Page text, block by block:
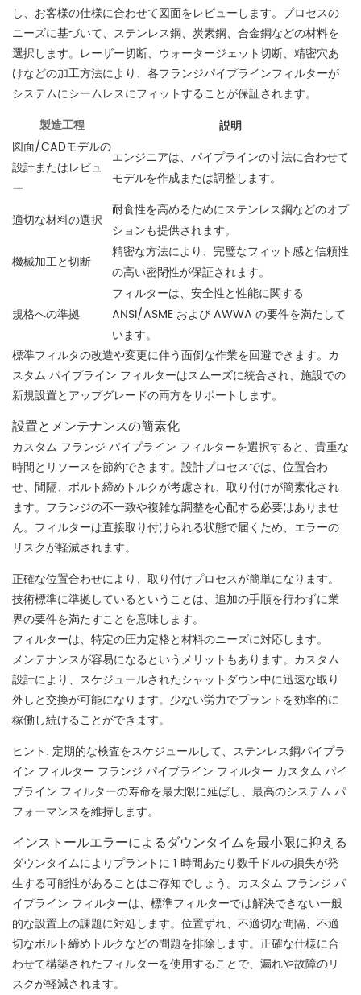
し、お客様の仕様に合わせて図面をレビューします。プロセスの
ニーズに基づいて、ステンレス鋼、炭素鋼、合金鋼などの材料を
選択します。レーザー切断、ウォータージェット切断、精密穴あ
けなどの加工方法により、各フランジパイプラインフィルターが
システムにシームレスにフィットすることが保証されます。
製造工程
説明
図面/CADモデルの
設計またはレビュ
ー
エンジニアは、パイプラインの寸法に合わせて
モデルを作成または調整します。
適切な材料の選択
耐食性を高めるためにステンレス鋼などのオプ
ションも提供されます。
機械加工と切断
精密な方法により、完璧なフィット感と信頼性
の高い密閉性が保証されます。
規格への準拠
フィルターは、安全性と性能に関する
ANSI/ASME および AWWA の要件を満たして
います。
標準フィルタの改造や変更に伴う面倒な作業を回避できます。カ
スタム パイプライン フィルターはスムーズに統合され、施設での
新規設置とアップグレードの両方をサポートします。
設置とメンテナンスの簡素化
カスタム フランジ パイプライン フィルターを選択すると、貴重な
時間とリソースを節約できます。設計プロセスでは、位置合わ
せ、間隔、ボルト締めトルクが考慮され、取り付けが簡素化され
ます。フランジの不一致や複雑な調整を心配する必要はありませ
ん。フィルターは直接取り付けられる状態で届くため、エラーの
リスクが軽減されます。
正確な位置合わせにより、取り付けプロセスが簡単になります。
技術標準に準拠しているということは、追加の手順を行わずに業
界の要件を満たすことを意味します。
フィルターは、特定の圧力定格と材料のニーズに対応します。
メンテナンスが容易になるというメリットもあります。カスタム
設計により、スケジュールされたシャットダウン中に迅速な取り
外しと交換が可能になります。少ない労力でプラントを効率的に
稼働し続けることができます。
ヒント: 定期的な検査をスケジュールして、ステンレス鋼パイプラ
イン フィルター フランジ パイプライン フィルター カスタム パイ
プライン フィルターの寿命を最大限に延ばし、最高のシステム パ
フォーマンスを維持します。
インストールエラーによるダウンタイムを最小限に抑える
ダウンタイムによりプラントに 1 時間あたり数千ドルの損失が発
生する可能性があることはご存知でしょう。カスタム フランジ パ
イプライン フィルターは、標準フィルターでは解決できない一般
的な設置上の課題に対処します。位置ずれ、不適切な間隔、不適
切なボルト締めトルクなどの問題を排除します。正確な仕様に合
わせて構築されたフィルターを使用することで、漏れや故障のリ
スクが軽減されます。